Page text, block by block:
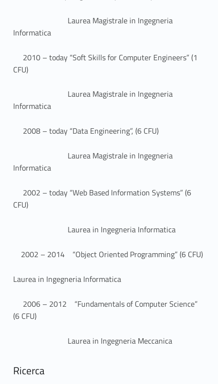
Laurea Magistrale in Ingegneria
Informatica
2010 – today “Soft Skills for Computer Engineers” (1
CFU)
Laurea Magistrale in Ingegneria
Informatica
2008 – today “Data Engineering”, (6 CFU)
Laurea Magistrale in Ingegneria
Informatica
2002 – today “Web Based Information Systems” (6
CFU)
Laurea in Ingegneria Informatica
2002 – 2014 “Object Oriented Programming” (6 CFU)
Laurea in Ingegneria Informatica
2006 – 2012 “Fundamentals of Computer Science”
(6 CFU)
Laurea in Ingegneria Meccanica
Ricerca